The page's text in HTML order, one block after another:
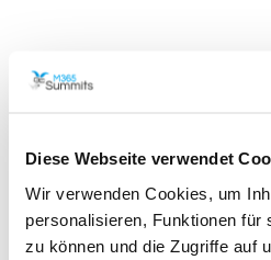
Diese Webseite verwendet
Wir verwenden Cookies, um
personalisieren, Funktionen für
zu können und die Zugriffe auf
Expertenvorträge, die nicht
wertvolle Einblicke in die